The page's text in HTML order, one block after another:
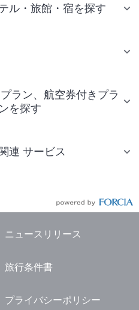
ル・旅館・宿を探す
ラン、航空券付きプラ
を探す
連 サービス
ニュースリリース
旅行条件書
プライバシーポリシー